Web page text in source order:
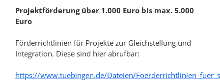
Projektförderung über 1.000 Euro bis max. 5.000
Euro
Förderrichtlinien für Projekte zur Gleichstellung und
Integration. Diese sind hier abrufbar:
https://www.tuebingen.de/Dateien/